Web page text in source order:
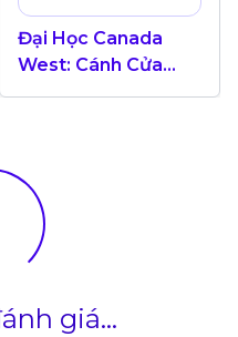
Đại Học Canada
West: Cánh Cửa
Thành Công Trong
Vancouver
giá...